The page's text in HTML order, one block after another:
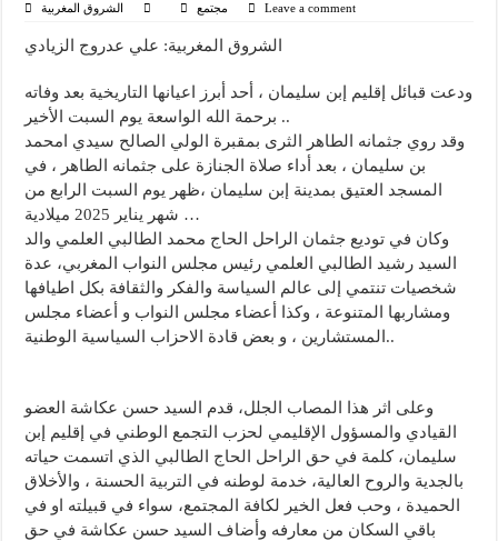
الشروق المغربية مجتمع Leave a comment
الشروق المغربية: علي عدروج الزيادي
ودعت قبائل إقليم إبن سليمان ، أحد أبرز اعيانها التاريخية بعد وفاته
برحمة الله الواسعة يوم السبت الأخير ..
وقد روي جثمانه الطاهر الثرى بمقبرة الولي الصالح سيدي امحمد
بن سليمان ، بعد أداء صلاة الجنازة على جثمانه الطاهر ، في
المسجد العتيق بمدينة إبن سليمان ،ظهر يوم السبت الرابع من
شهر يناير 2025 ميلادية …
وكان في توديع جثمان الراحل الحاج محمد الطالبي العلمي والد
السيد رشيد الطالبي العلمي رئيس مجلس النواب المغربي، عدة
شخصيات تنتمي إلى عالم السياسة والفكر والثقافة بكل اطيافها
ومشاربها المتنوعة ، وكذا أعضاء مجلس النواب و أعضاء مجلس
المستشارين ، و بعض قادة الاحزاب السياسية الوطنية..
وعلى اثر هذا المصاب الجلل، قدم السيد حسن عكاشة العضو
القيادي والمسؤول الإقليمي لحزب التجمع الوطني في إقليم إبن
سليمان، كلمة في حق الراحل الحاج الطالبي الذي اتسمت حياته
بالجدية والروح العالية، خدمة لوطنه في التربية الحسنة ، والأخلاق
الحميدة ، وحب فعل الخير لكافة المجتمع، سواء في قبيلته او في
باقي السكان من معارفه وأضاف السيد حسن عكاشة في حق